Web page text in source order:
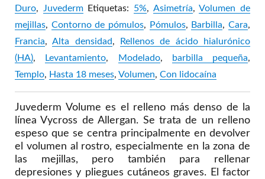
Juvederm Volume es el relleno más denso de la
línea Vycross de Allergan. Se trata de un relleno
espeso que se centra principalmente en devolver
el volumen al rostro, especialmente en la zona de
las mejillas, pero también para rellenar
depresiones y pliegues cutáneos graves. El factor
Duro, Juvederm Etiquetas: 5%, Asimetría,Volumen de
mejillas, Contorno de pómulos, Pómulos, Barbilla,Cara,
Francia,Alta densidad,
Rellenos de ácido hialurónico
(HA), Levantamiento, Modelado, barbilla pequeña,
Templo, Hasta 18 meses, Volumen, Con lidocaína